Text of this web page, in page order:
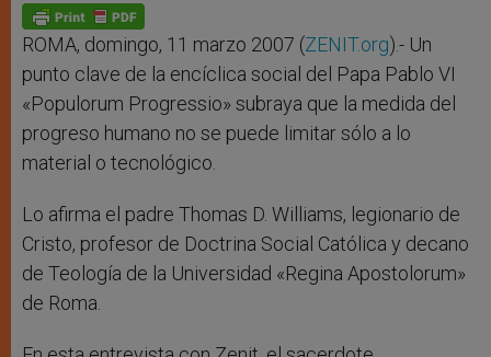
p
p
g
e
r
o
k
ROMA, domingo, 11 marzo 2007 (ZENIT.org).- Un
punto clave de la encíclica social del Papa Pablo VI
«Populorum Progressio» subraya que la medida del
progreso humano no se puede limitar sólo a lo
material o tecnológico.
Lo afirma el padre Thomas D. Williams, legionario de
Cristo, profesor de Doctrina Social Católica y decano
de Teología de la Universidad «Regina Apostolorum»
de Roma.